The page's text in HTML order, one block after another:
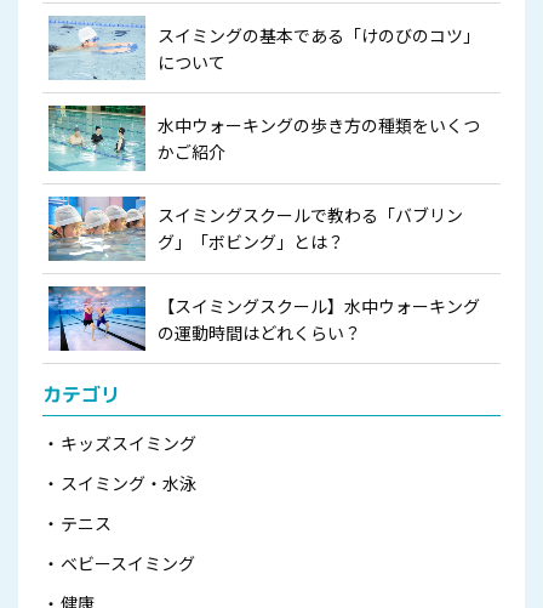
スイミングの基本である「けのびのコツ」
について
水中ウォーキングの歩き方の種類をいくつ
かご紹介
スイミングスクールで教わる「バブリン
グ」「ボビング」とは？
【スイミングスクール】水中ウォーキング
の運動時間はどれくらい？
カテゴリ
キッズスイミング
スイミング・水泳
テニス
ベビースイミング